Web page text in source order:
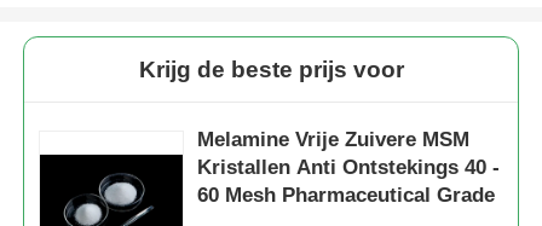
Krijg de beste prijs voor
Melamine Vrije Zuivere MSM
Kristallen Anti Ontstekings 40 -
60 Mesh Pharmaceutical Grade